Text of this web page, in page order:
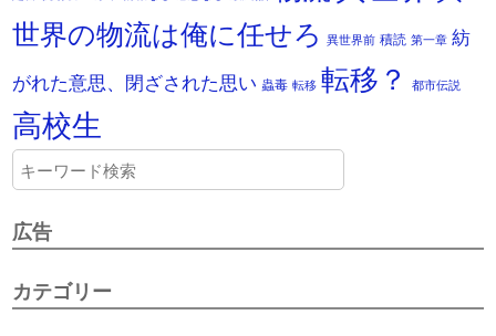
世界の物流は俺に任せろ
異世界前 積読 第一章 紡
がれた意思、閉ざされた思い 蟲毒 転移 転移？ 都市伝説
高校生
広告
カテゴリー